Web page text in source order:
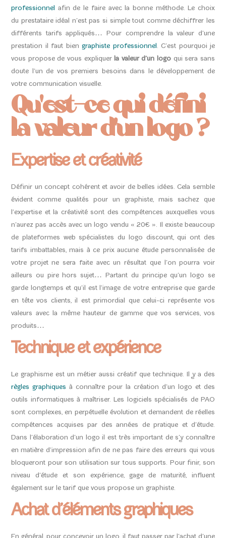
professionnel afin de le faire avec la bonne méthode. Le choix
du prestataire idéal n’est pas si simple tout comme déchiffrer les
différents tarifs appliqués… Pour comprendre la valeur d’une
prestation il faut bien graphiste professionnel. C’est pourquoi je
vous propose de vous expliquerla valeur d’un logo qui sera sans
doute l’un de vos premiers besoins dans le développement de
votre communication visuelle.
Qu’est-ce qui défini
la valeur d’un logo ?
Expertise et créativité
Définir un concept cohérent et avoir de belles idées. Cela semble
évident comme qualités pour un graphiste, mais sachez que
l’expertise et la créativité sont des compétences auxquelles vous
n’aurez pas accès avec un logo vendu « 20€ ». Il existe beaucoup
de plateformes web spécialistes du logo discount, qui ont des
tarifs imbattables, mais à ce prix aucune étude personnalisée de
votre projet ne sera faite avec un résultat que l’on pourra voir
ailleurs ou pire hors sujet… Partant du principe qu’un logo se
garde longtemps et qu’il est l’image de votre entreprise que garde
en tête vos clients, il est primordial que celui-ci représente vos
valeurs avec la même hauteur de gamme que vos services, vos
produits…
Technique et expérience
Le graphisme est un métier aussi créatif que technique. Il y a des
règles graphiques à connaître pour la création d’un logo et des
outils informatiques à maîtriser. Les logiciels spécialisés de PAO
sont complexes, en perpétuelle évolution et demandent de réelles
compétences acquises par des années de pratique et d’étude.
Dans l’élaboration d’un logo il est très important de s’y connaître
en matière d’impression afin de ne pas faire des erreurs qui vous
bloqueront pour son utilisation sur tous supports. Pour finir, son
niveau d’étude et son expérience, gage de maturité, influent
également sur le tarif que vous propose un graphiste.
Achat d’éléments graphiques